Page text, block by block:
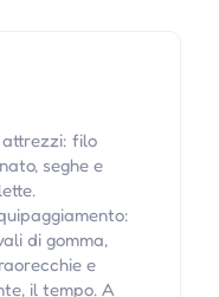
attrezzi: filo
seghe e
di gomma,
e
il tempo. A